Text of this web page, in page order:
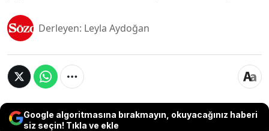
Derleyen: Leyla Aydoğan
Google algoritmasına bırakmayın, okuyacağınız haberi
siz seçin! Tıkla ve ekle